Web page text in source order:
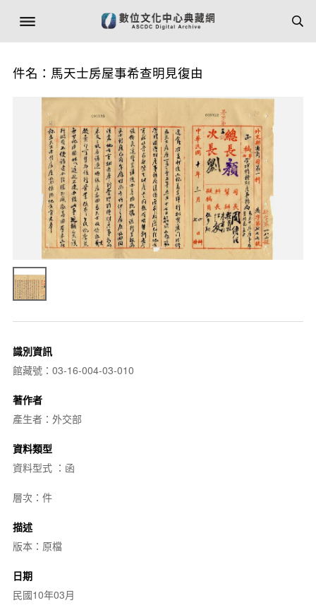
件名：馬天士房屋事希查明見復由
識別資訊
館藏號：03-16-004-03-010
著作者
產生者：外交部
資料類型
資料型式 ：函
層次：件
描述
版本：原檔
日期
民國10年03月